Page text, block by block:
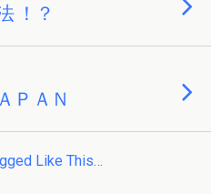
！？
ＰＡＮ
Like This…